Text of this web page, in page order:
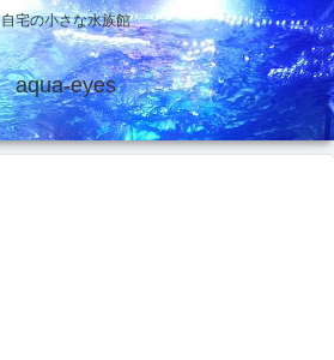
自宅の小さな水族館
aqua-eyes